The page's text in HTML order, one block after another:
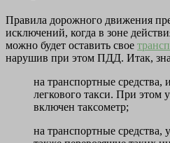
Правила дорожного движения
исключений, когда в зоне
можно будет оставить свое
нарушив при этом ПДД. Итак,
на транспортные средства,
легкового такси. При этом
включен таксометр;
на транспортные